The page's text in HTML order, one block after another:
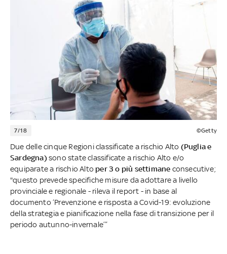
7/18 ©Getty
Due delle cinque Regioni classificate a rischio Alto (Puglia e
Sardegna)sono state classificate a rischio Alto e/o
equiparate a rischio Alto per 3 o più settimane consecutive;
"questo prevede specifiche misure da adottare a livello
provinciale e regionale - rileva il report - in base al
documento ‘Prevenzione e risposta a Covid-19: evoluzione
della strategia e pianificazione nella fase di transizione per il
periodo autunno-invernale’”